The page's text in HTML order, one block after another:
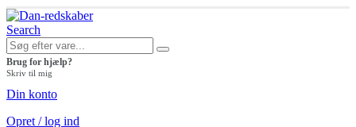
Search
Brug for hjælp?
Skriv til mig
Din konto
Opret / log ind